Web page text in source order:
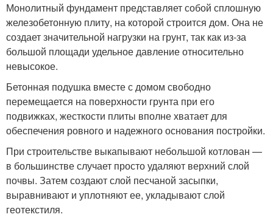
Монолитный фундамент представляет собой сплошную
железобетонную плиту, на которой строится дом. Она не
создает значительной нагрузки на грунт, так как из-за
большой площади удельное давление относительно
невысокое.
Бетонная подушка вместе с домом свободно
перемещается на поверхности грунта при его
подвижках, жесткости плиты вполне хватает для
обеспечения ровного и надежного основания постройки.
При строительстве выкапывают небольшой котлован —
в большинстве случает просто удаляют верхний слой
почвы. Затем создают слой песчаной засыпки,
выравнивают и уплотняют ее, укладывают слой
геотекстиля.